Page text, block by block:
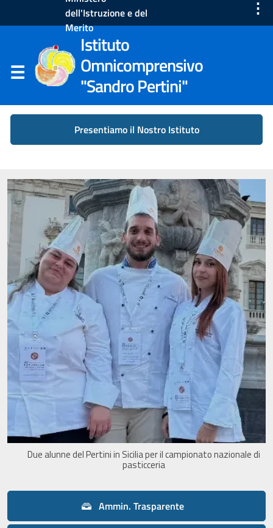
dell'Istruzione e del
Merito
⋮
Istituto
Omnicomprensivo
"Sandro Pertini"
Presentiamo il Nostro Istituto
Due alunne del Pertini in Sicilia per il campionato nazionale di
pasticceria
Ammin. Trasparente